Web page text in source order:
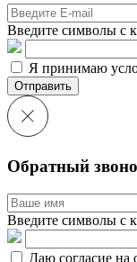
Введите символы с
Я принимаю
Отправить
Обратный
Введите символы с
Даю согласие на